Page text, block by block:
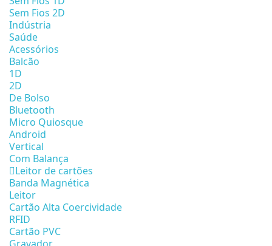
Sem Fios 2D
Indústria
Saúde
Acessórios
Balcão
1D
2D
De Bolso
Bluetooth
Micro Quiosque
Android
Vertical
Com Balança
Leitor de cartões
Banda Magnética
Leitor
Cartão Alta Coercividade
RFID
Cartão PVC